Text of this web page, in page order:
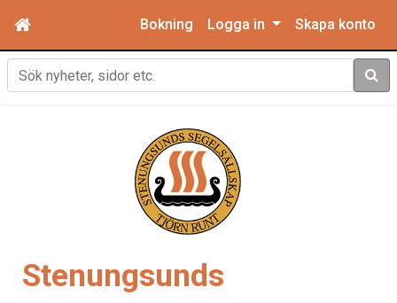
Bokning Logga in Skapa konto
Sök
Stenungsunds